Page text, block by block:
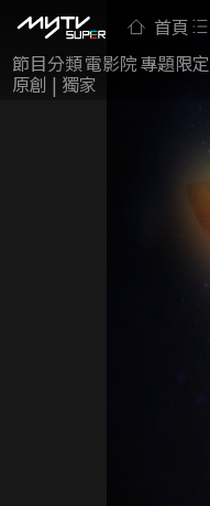
首頁
節目分類電影院專題限定
原創 | 獨家